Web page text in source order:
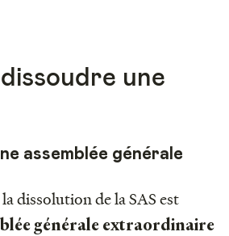
une
assemblée générale
dissolution de la SAS est
générale extraordinaire